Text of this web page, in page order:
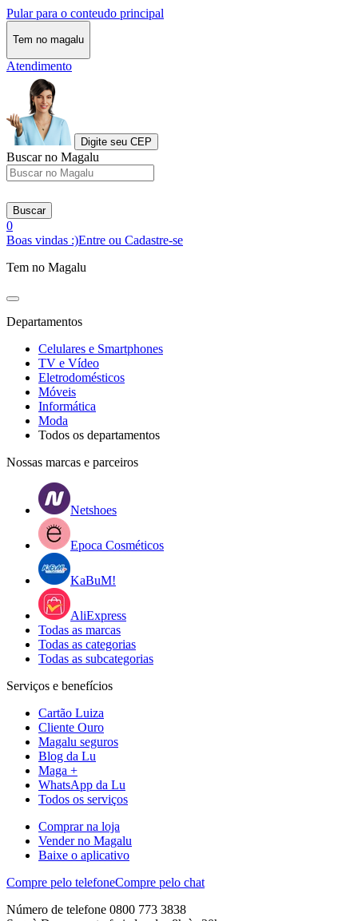
Pular para o conteudo principal
Tem no magalu
Atendimento
Digite seu CEP
Buscar no Magalu
Buscar
0
Boas vindas :)Entre ou Cadastre-se
Tem no Magalu
Departamentos
Celulares e Smartphones
TV e Vídeo
Eletrodomésticos
Móveis
Informática
Moda
Todos os departamentos
Nossas marcas e parceiros
Netshoes
Epoca Cosméticos
KaBuM!
AliExpress
Todas as marcas
Todas as categorias
Todas as subcategorias
Serviços e benefícios
Cartão Luiza
Cliente Ouro
Magalu seguros
Blog da Lu
Maga +
WhatsApp da Lu
Todos os serviços
Comprar na loja
Vender no Magalu
Baixe o aplicativo
Compre pelo telefoneCompre pelo chat
Número de telefone 0800 773 3838